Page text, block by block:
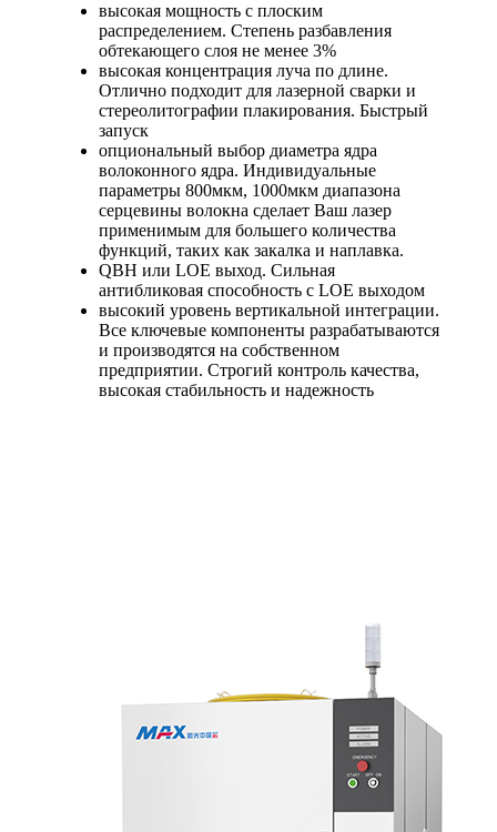
высокая мощность с плоским
распределением. Степень разбавления
обтекающего слоя не менее 3%
высокая концентрация луча по длине.
Отлично подходит для лазерной сварки и
стереолитографии плакирования. Быстрый
запуск
опциональный выбор диаметра ядра
волоконного ядра. Индивидуальные
параметры 800мкм, 1000мкм диапазона
серцевины волокна сделает Ваш лазер
применимым для большего количества
функций, таких как закалка и наплавка.
QBH или LOE выход. Сильная
антибликовая способность с LOE выходом
высокий уровень вертикальной интеграции.
Все ключевые компоненты разрабатываются
и производятся на собственном
предприятии. Строгий контроль качества,
высокая стабильность и надежность